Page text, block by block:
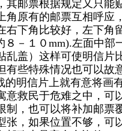
其邮票根据规定又只能
角原有的邮票互相呼应
右下角比较好，左下角
－１０mm).左面中
乱盖）这样可使明信片
有些特殊情况也可以故
的明信片上就有意将画
意救民于危难之中，
制，也可以将补加邮票
张，如果位置不够，可